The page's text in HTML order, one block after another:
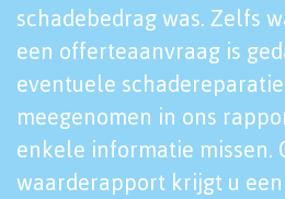
schadebedrag was. Zelfs
een offerteaanvraag is
eventuele
meegenomen in ons
enkele informatie missen.
waarderapport krijgt u